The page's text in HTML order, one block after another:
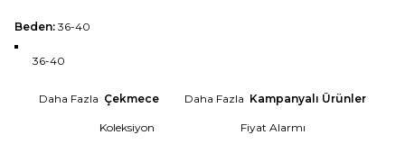
Beden: 36-40
36-40
Daha Fazla Çekmece Daha Fazla Kampanyalı Ürünler
Koleksiyon Fiyat Alarmı